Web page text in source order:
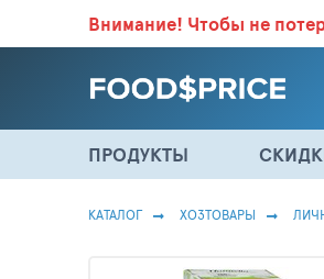
ВСЕ СКИДКИ И ВЫГОДНЫЕ
Внимание! Чтобы не
ПРОДУКТЫ
КАТАЛОГ ХОЗТОВАРЫ